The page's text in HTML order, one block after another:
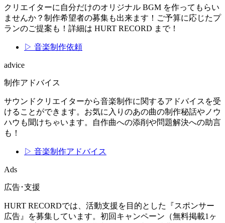
クリエイターに自分だけのオリジナル BGM を作ってもらい
ませんか？制作希望者の募集も出来ます！ご予算に応じたプ
ランのご提案も！詳細は HURT RECORD まで！
▷ 音楽制作依頼
advice
制作アドバイス
サウンドクリエイターから音楽制作に関するアドバイスを受
けることができます。お気に入りのあの曲の制作秘話やノウ
ハウも聞けちゃいます。自作曲への添削や問題解決への助言
も！
▷ 音楽制作アドバイス
Ads
広告･支援
HURT RECORDでは、活動支援を目的とした『スポンサー
広告』を募集しています。初回キャンペーン（無料掲載1ヶ